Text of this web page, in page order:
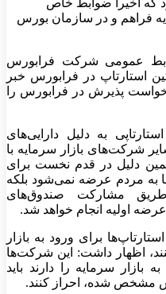
که اخیرا ضوابط خاص
فراهم و در سازمان بورس
عمومی شرکت فرابورس
استارتاپ در فرابورس خبر
پذیرش در فرابورس را
به دلیل دارایی‌های
شرکت‌های بازار سرمایه با
همین دلیل در قدم نخست برای
به مردم عرضه نمی‌شود بلکه
مشارکت صندوق‌های
اولیه انجام خواهد شد.
برای ورود به بازار
اظهار داشت: این شرکت‌ها
سرمایه را دارند باید
مشخص شده، احراز کنند.